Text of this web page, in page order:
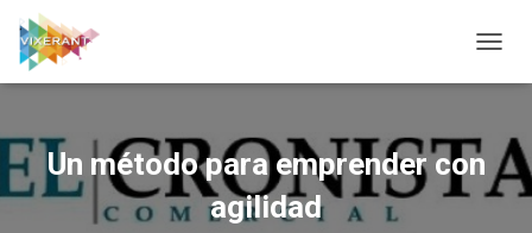
Un método para emprender con
agilidad